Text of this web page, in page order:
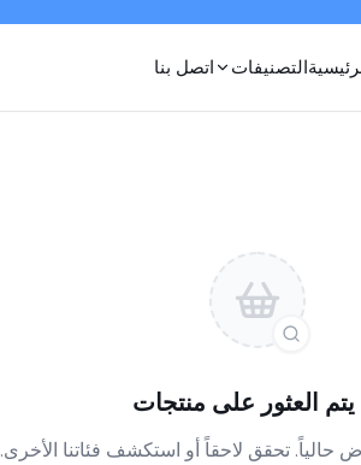
التصنيفات اتصل بنا
يتم العثور على منتجات
حالياً. تحقق لاحقاً أو استكشف فئاتنا الأخرى.